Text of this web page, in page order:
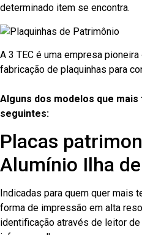
determinado item se encontra.
A 3 TEC é uma empresa
fabricação de plaquinhas para
Alguns dos modelos que
seguintes:
Placas
Alumínio Ilha
Indicadas para quem quer mais
forma de impressão em alta
identificação através de leitor